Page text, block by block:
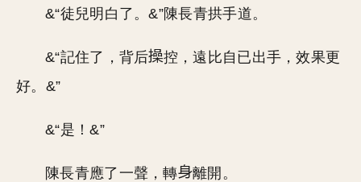
&“徒兒明白了。&”陳長青拱手道。
&“記住了，背后
控，遠比自已出手，效果更
好。&”
&“是！&”
陳長青應了一聲，轉 離開。